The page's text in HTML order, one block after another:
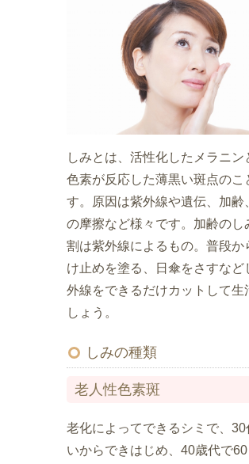
しみとは、活性化したメラニン
色素が反応した薄黒い斑点のこ
す。原因は紫外線や遺伝、加齢
の摩擦など様々です。加齢のし
割は紫外線によるもの。普段か
け止めを塗る、日傘をさすなど
外線をできるだけカットして生
しょう。
しみの種類
老人性色素斑
老化によってできるシミで、30
いからできはじめ、40歳代で